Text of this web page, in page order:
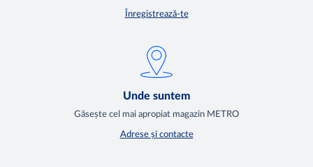
Înregistrează-te
Unde suntem
Găsește cel mai apropiat magazin METRO
Adrese și contacte